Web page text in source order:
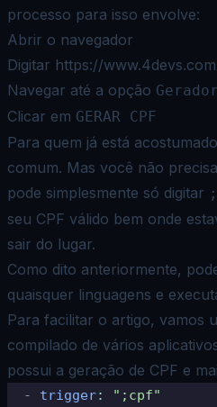
processo para isso envolve:
Abrir o navegador
Digitar https://
Navegar até a opção
Clicar em GERAR CPF
Para quem já está
comum. Mas você não
pode simplesmente só digitar
seu CPF válido bem onde
sair do lugar.
Como dito anteriormente,
quaisquer linguagens e
Para facilitar o artigo, vamos
compilado de vários
possui a geração de CPF e
  -
trigger:
";cpf"